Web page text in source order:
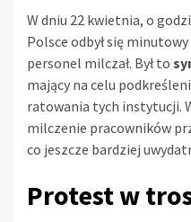
W dniu 22 kwietnia, o
Polsce odbył się
personel milczał. Był to
mający na celu
ratowania tych instytucji.
milczenie pracowników
co jeszcze bardziej
Protest w